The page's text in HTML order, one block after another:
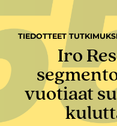
TIEDOTTEET
Iro
vuotiaat